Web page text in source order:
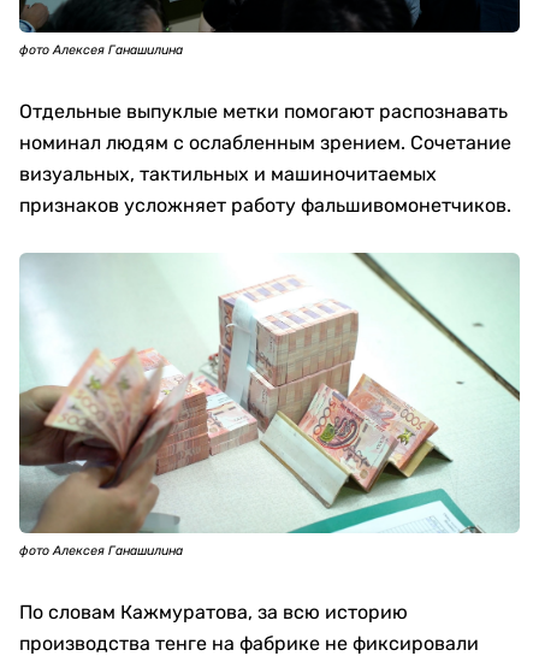
фото Алексея Ганашилина
Отдельные выпуклые метки помогают распознавать
номинал людям с ослабленным зрением. Сочетание
визуальных, тактильных и машиночитаемых
признаков усложняет работу фальшивомонетчиков.
фото Алексея Ганашилина
По словам Кажмуратова, за всю историю
производства тенге на фабрике не фиксировали